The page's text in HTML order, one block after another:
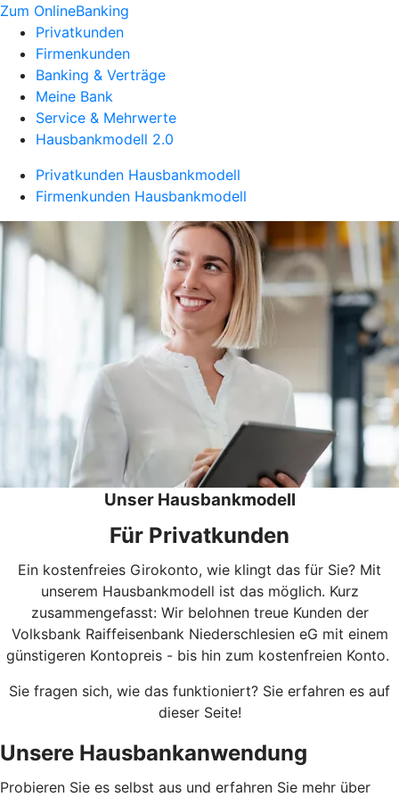
Zum OnlineBanking
Privatkunden
Firmenkunden
Banking & Verträge
Meine Bank
Service & Mehrwerte
Hausbankmodell 2.0
Privatkunden Hausbankmodell
Firmenkunden Hausbankmodell
Unser Hausbankmodell
Für Privatkunden
Ein kostenfreies Girokonto, wie klingt das für Sie? Mit
unserem Hausbankmodell ist das möglich. Kurz
zusammengefasst: Wir belohnen treue Kunden der
Volksbank Raiffeisenbank Niederschlesien eG mit einem
günstigeren Kontopreis - bis hin zum kostenfreien Konto.
Sie fragen sich, wie das funktioniert? Sie erfahren es auf
dieser Seite!
Unsere Hausbankanwendung
Probieren Sie es selbst aus und erfahren Sie mehr über